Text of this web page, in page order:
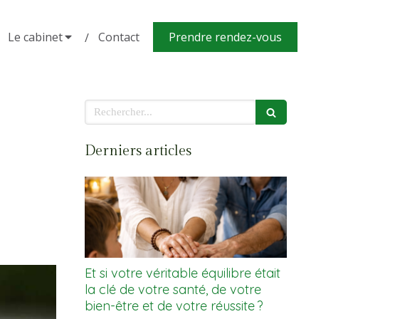
Le cabinet Contact Prendre rendez-vous
Rechercher
Derniers articles
Et si votre véritable équilibre était
la clé de votre santé, de votre
bien-être et de votre réussite ?